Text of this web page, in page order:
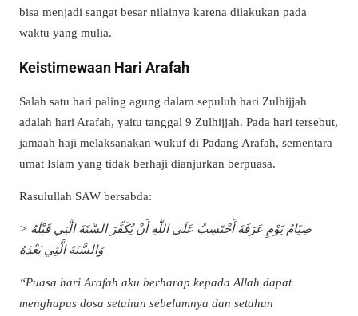
bisa menjadi sangat besar nilainya karena dilakukan pada
waktu yang mulia.
Keistimewaan Hari Arafah
Salah satu hari paling agung dalam sepuluh hari Zulhijjah
adalah hari Arafah, yaitu tanggal 9 Zulhijjah. Pada hari tersebut,
jamaah haji melaksanakan wukuf di Padang Arafah, sementara
umat Islam yang tidak berhaji dianjurkan berpuasa.
Rasulullah SAW bersabda:
> صِيَامُ يَوْمِ عَرَفَةَ أَحْتَسِبُ عَلَى اللَّهِ أَنْ يُكَفِّرَ السَّنَةَ الَّتِي قَبْلَهُ
وَالسَّنَةَ الَّتِي بَعْدَهُ
“Puasa hari Arafah aku berharap kepada Allah dapat
menghapus dosa setahun sebelumnya dan setahun